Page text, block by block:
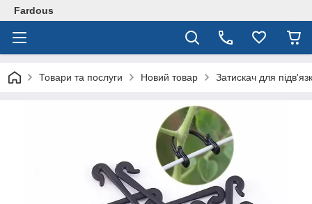
Fardous
Товари та послуги Новий товар Затискач для